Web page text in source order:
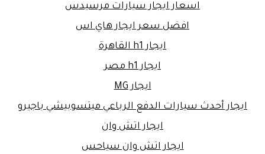
اسعار ايجار سيارات مرسيدس
افضل سعر ايجار هاي اس
ايجار h1 القاهرة
ايجار h1 مصر
ايجار MG
ايجار أحدث سيارات الدفع الرباعي ميتسوبيشي باجيرو
ايجار اتش وان
ايجار اتش وان سياحس